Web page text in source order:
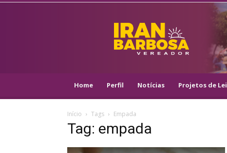
IRAN
BARBOSA
–
VEREADOR
–
Home Perfil Notícias Projetos de Lei
Início Tags Empada
Tag: empada